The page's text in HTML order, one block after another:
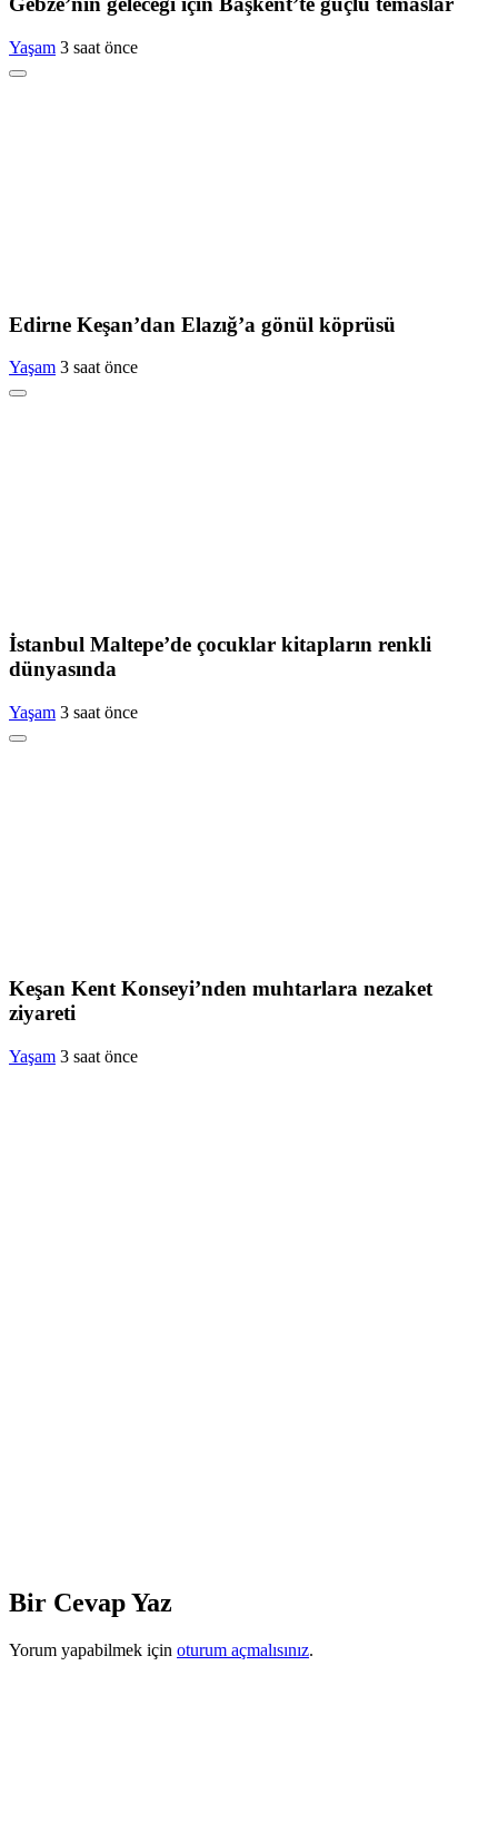
Yaşam 3 saat önce
Edirne Keşan’dan Elazığ’a gönül köprüsü
Yaşam 3 saat önce
İstanbul Maltepe’de çocuklar kitapların renkli
dünyasında
Yaşam 3 saat önce
Keşan Kent Konseyi’nden muhtarlara nezaket
ziyareti
Yaşam 3 saat önce
Bir Cevap Yaz
Yorum yapabilmek için oturum açmalısınız.